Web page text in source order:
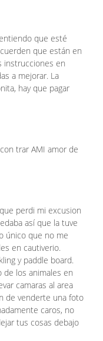
que esté
que están en
instrucciones en
a mejorar. La
hay que pagar
trar AMI amor de
perdi mi excusion
así que la tuve
único que no me
en cautiverio.
y paddle board.
de los animales en
camaras al area
de venderte una foto
caros, no
tus cosas debajo